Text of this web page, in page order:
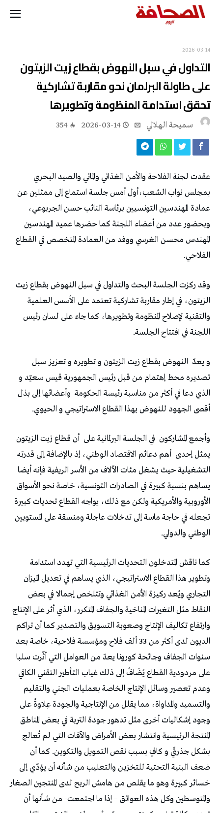
2026-03-14
التداول في سبل النهوض بقطاع زيت الزيتون
على طاولة البرلمان نحو مقاربة تشاركية
تحقق استدامة المنظومة وتطويرها
سميحة الهلالي 2026-03-14
354
عقدت لجنة الفلاحة والأمن الغذائي والمائي والصيد البحري
بمجلس نواب الشعب،أول أمس جلسة استماع إلى ممثلين عن
عمادة المهندسين التونسيين برئاسة النائب حسن الجربوعي،
وبحضور عدد من أعضاء اللجنة كما حضرها عميد المهندسين
المهندس محسن الغرسي ووفد من العمادة المتخصص في القطاع
الفلاحي.
وقد ركزت الجلسة البحث والتداول في سبل النهوض بقطاع زيت
الزيتون، في إطار مقاربة تشاركية تعتمد على الأسس العلمية
والتقنية لإصلاح المنظومة وتطويرها، كما جاء على لسان رئيس
اللجنة في افتتاح الجلسة.
و يعدّ النهوض بقطاع زيت الزيتون و تطويره و تعزيز سبل
تصديره محط إهتمام من قبل رئيس الجمهورية قيس سعيّد و
الذي دعا في أكثر من مناسبة رئيسة الحكومة وأعضائها إلى بذل
أقصى الجهود للنهوض بهذا القطاع الاستراتيجي و الحيوي.
وأجمع المشاركون في الجلسة البرلمانية على أن قطاع زيت الزيتون
يمثل إحدى أهم دعائم الاقتصاد الوطني، إذ بالإضافة إلى قدرته
التشغيلية حيث يشغل مئات الآلاف من الأسر الريفية فإنه أيضا
يساهم بنسبة كبيرة في الصادرات التونسية، خاصة نحو الأسواق
الأوروبية والأمريكية ولكن مع ذلك، يواجه القطاع تحديات كبيرة
تجعله في حاجة ماسة إلى تدخلات عاجلة ومنسقة على المستويين
الوطني والدولي.
كما ناقش المتدخلون التحديات الرئيسية التي تهدد استدامة
وتطوير هذا القطاع الاستراتيجي، الذي يساهم في تعديل الميزان
التجاري ويُعد ركيزة الأمن الغذائي وتتلخص إجمالا في بعض
النقاط مثل التغيرات المناخية والجفاف المتكرر، الذي أثر على الإنتاج
وارتفاع تكاليف الإنتاج وصعوبة التسويق والتصدير كما أن تراكم
الديون لدى أكثر من 33 ألف فلاح ومؤسسة فلاحية، خاصة بعد
سنوات الجفاف وجائحة كورونا يعدّ من العوامل التي أثّرت سلبا
على مردودية القطاع يُضَافُ إلى ذلك غياب التأطير التقني الكافي
وعدم تعصير وسائل الإنتاج الخاصة بعمليات الجني والتقليم
والتسميد والمداواة، مما يقلل من الإنتاجية والجودة عِلاوةً على
وجود إشكاليات أخرى مثل تدهور جودة التربة في بعض المناطق
المنتجة الرئيسية وانتشار بعض الأمراض والآفات التي لم تُعالج
بشكل جذريٍّ و كافٍ بسبب نقص التمويل والتكوين. كما أن
ضعف البنية التحتية للتخزين والتعليب من شأنه أن يؤدّي إلى
خسائر كبيرة وهو ما يقلص من هامش الربح لدى المنتجين الصغار
والمتوسطين وكل هذه العوائق – إذا ما اجتمعت- من شأنها أن